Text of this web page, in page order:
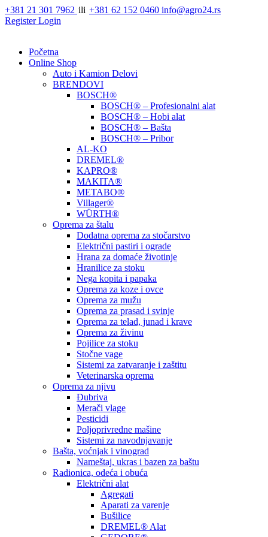
Skip
to
+381 21 301 7962 ili +381 62 152 0460 info@agro24.rs
RegisterLogin
Početna
Online Shop
Auto i Kamion Delovi
BRENDOVI
BOSCH®
BOSCH® – Profesionalni alat
BOSCH® – Hobi alat
BOSCH® – Bašta
BOSCH® – Pribor
AL-KO
DREMEL®
KAPRO®
MAKITA®
METABO®
Villager®
WÜRTH®
Oprema za štalu
Dodatna oprema za stočarstvo
Električni pastiri i ograde
Hrana za domaće životinje
Hranilice za stoku
Nega kopita i papaka
Oprema za koze i ovce
Oprema za mužu
Oprema za prasad i svinje
Oprema za telad, junad i krave
Oprema za živinu
Pojilice za stoku
Stočne vage
Sistemi za zatvaranje i zaštitu
Veterinarska oprema
Oprema za njivu
Đubriva
Merači vlage
Pesticidi
Poljoprivredne mašine
Sistemi za navodnjavanje
Bašta, voćnjak i vinograd
Nameštaj, ukras i bazen za baštu
Radionica, odeća i obuća
Električni alat
Agregati
Aparati za varenje
Bušilice
DREMEL® Alat